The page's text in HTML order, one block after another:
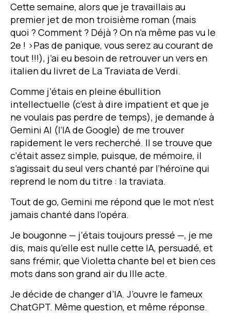
Cette semaine, alors que je travaillais au
premier jet de mon troisième roman (mais
quoi ? Comment ? Déjà ? On n’a même pas vu le
2e ! >Pas de panique, vous serez au courant de
tout !!!), j’ai eu besoin de retrouver un vers en
italien du livret de La Traviatade Verdi.
Comme j’étais en pleine ébullition
intellectuelle (c’est à dire impatient et que je
ne voulais pas perdre de temps), je demande à
Gemini AI (l’IA de Google) de me trouver
rapidement le vers recherché. Il se trouve que
c’était assez simple, puisque, de mémoire, il
s’agissait du seul vers chanté par l’héroïne qui
reprend le nom du titre : la traviata.
Tout de go, Gemini me répond que le mot n’est
jamais chanté dans l’opéra.
Je bougonne — j’étais toujours pressé —, je me
dis, mais qu’elle est nulle cette IA, persuadé, et
sans frémir, que Violetta chante bel et bien ces
mots dans son grand air du IIIe acte.
Je décide de changer d’IA. J’ouvre le fameux
ChatGPT. Même question, et même réponse.